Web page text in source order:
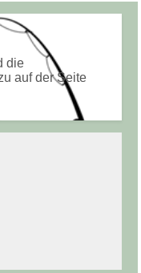
die
auf der Seite